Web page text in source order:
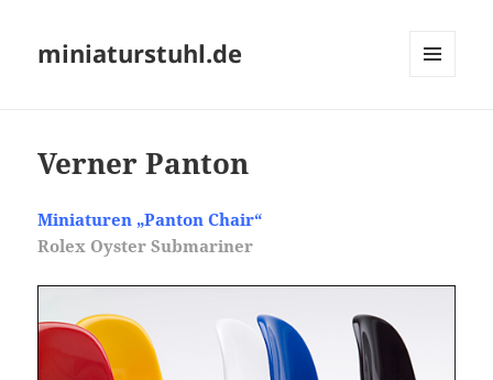
miniaturstuhl.de
Verner Panton
Miniaturen „Panton Chair“
Rolex Oyster Submariner